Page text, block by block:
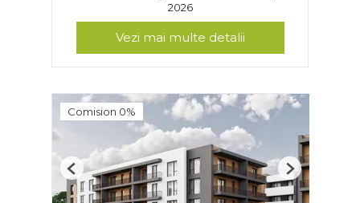
2026
Vezi mai multe detalii
Comision 0%
Previous Next